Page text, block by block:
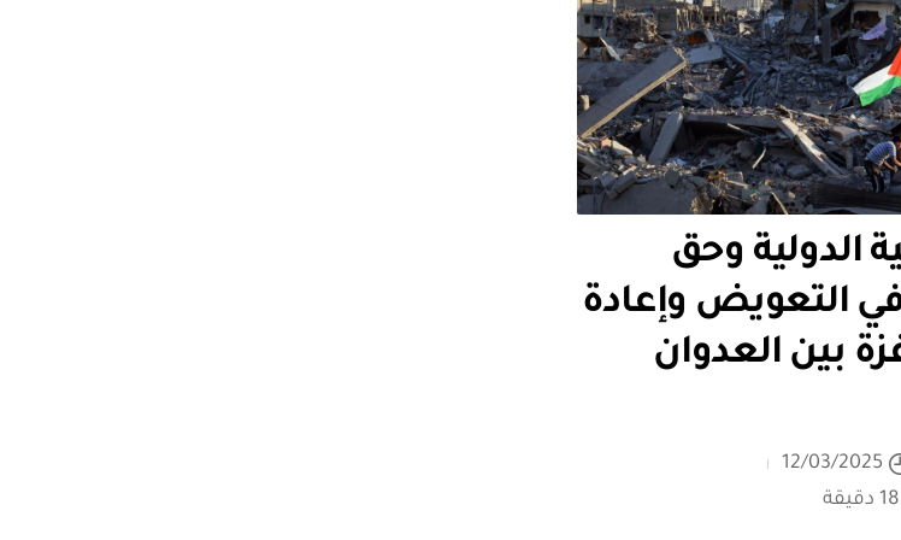
الدولية وحق
التعويض وإعادة
بين العدوان
12/03/2025